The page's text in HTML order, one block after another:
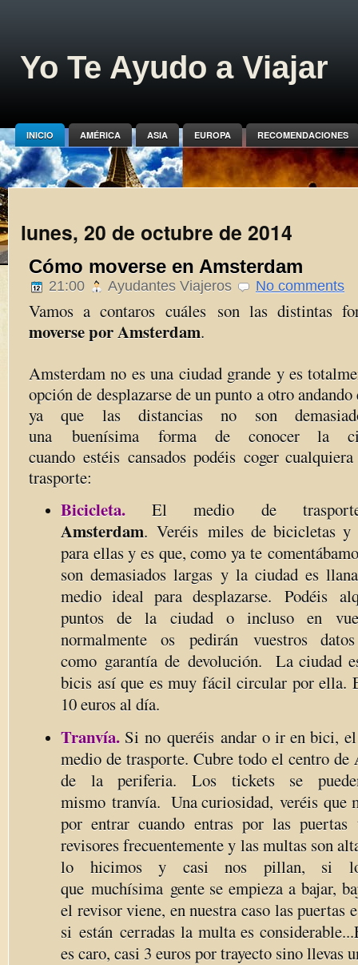
Yo Te Ayudo a Viajar
INICIO AMÉRICA ASIA EUROPA RECOMENDACIONES
lunes, 20 de octubre de 2014
Cómo moverse en Amsterdam
21:00 Ayudantes Viajeros No comments
Vamos a contaros cuáles son las distintas
moverse por Amsterdam.
Amsterdam no es una ciudad grande y es
opción de desplazarse de un punto a otro
ya que las distancias no son
una buenísima forma de conocer la
cuando estéis cansados podéis coger
trasporte:
Bicicleta.El medio de
Amsterdam. Veréis miles de bicicletas y
para ellas y es que, como ya te
son demasiados largas y la ciudad es
medio ideal para desplazarse. Podéis
puntos de la ciudad o incluso en
normalmente os pedirán vuestros
como garantía de devolución. La ciudad
bicis así que es muy fácil circular por ella.
10 euros al día.
Tranvía. Si no queréis andar o ir en bici,
medio de trasporte. Cubre todo el centro de
de la periferia. Los tickets se
mismo tranvía. Una curiosidad, veréis que
por entrar cuando entras por las puertas
revisores frecuentemente y las multas son
lo hicimos y casi nos pillan, si
que muchísima gente se empieza a bajar,
el revisor viene, en nuestra caso las puertas
si están cerradas la multa es
es caro, casi 3 euros por trayecto sino llevas